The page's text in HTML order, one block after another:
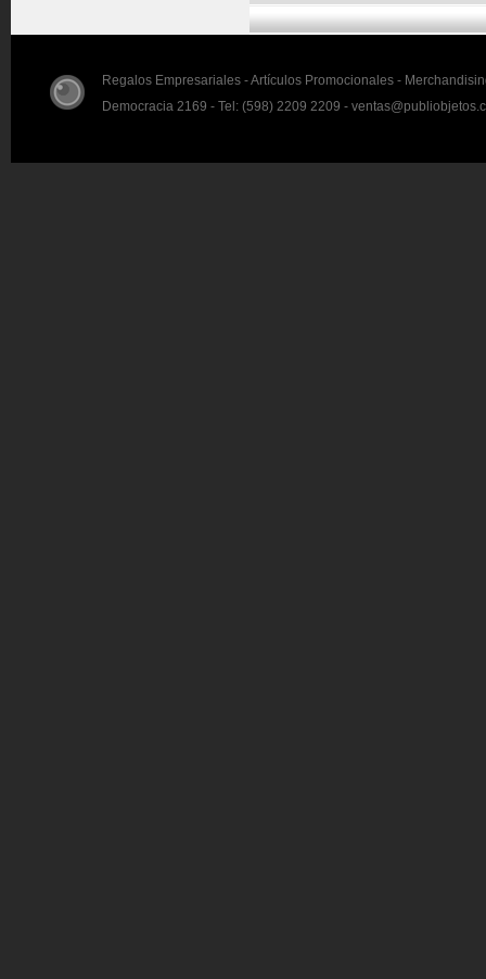
Regalos Empresariales - Artículos Promocionales -
Democracia 2169 - Tel: (598) 2209 2209 -